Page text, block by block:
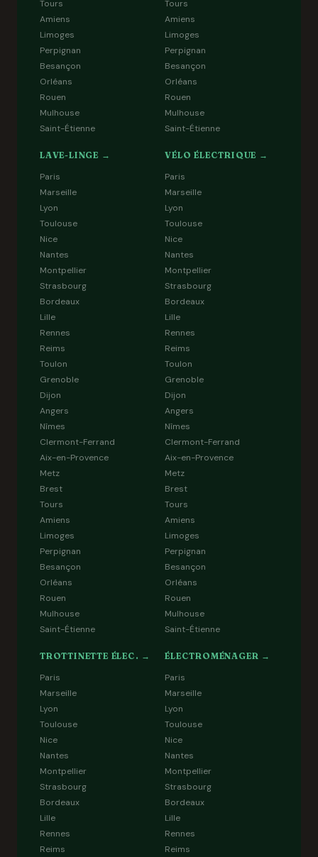
Tours
Amiens
Limoges
Perpignan
Besançon
Orléans
Rouen
Mulhouse
Saint-Étienne
Tours
Amiens
Limoges
Perpignan
Besançon
Orléans
Rouen
Mulhouse
Saint-Étienne
LAVE-LINGE →
Paris
Marseille
Lyon
Toulouse
Nice
Nantes
Montpellier
Strasbourg
Bordeaux
Lille
Rennes
Reims
Toulon
Grenoble
Dijon
Angers
Nîmes
Clermont-Ferrand
Aix-en-Provence
Metz
Brest
Tours
Amiens
Limoges
Perpignan
Besançon
Orléans
Rouen
Mulhouse
Saint-Étienne
VÉLO ÉLECTRIQUE →
Paris
Marseille
Lyon
Toulouse
Nice
Nantes
Montpellier
Strasbourg
Bordeaux
Lille
Rennes
Reims
Toulon
Grenoble
Dijon
Angers
Nîmes
Clermont-Ferrand
Aix-en-Provence
Metz
Brest
Tours
Amiens
Limoges
Perpignan
Besançon
Orléans
Rouen
Mulhouse
Saint-Étienne
TROTTINETTE ÉLEC. →
Paris
Marseille
Lyon
Toulouse
Nice
Nantes
Montpellier
Strasbourg
Bordeaux
Lille
Rennes
Reims
ÉLECTROMÉNAGER →
Paris
Marseille
Lyon
Toulouse
Nice
Nantes
Montpellier
Strasbourg
Bordeaux
Lille
Rennes
Reims